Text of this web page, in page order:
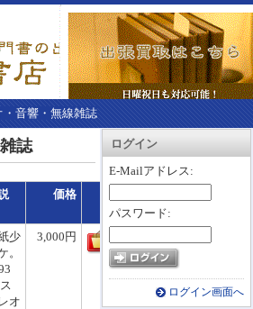
・音響・無線雑誌
ント情報 カートを見る
ログイン
E-Mailアドレス:
パスワード:
ログイン画面へ
誌
価格
少
。
オ
3,000円